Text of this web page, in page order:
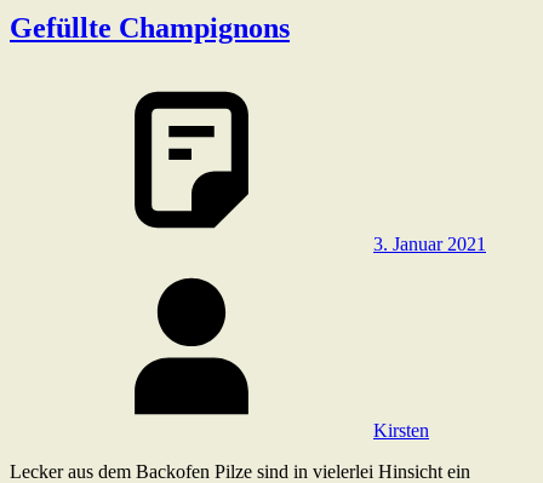
Gefüllte Champignons
3. Januar 2021
Kirsten
Lecker aus dem Backofen Pilze sind in vielerlei Hinsicht ein